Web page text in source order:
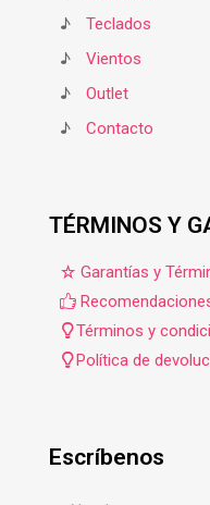
♪
Teclados
♪
Vientos
♪
Outlet
♪
Contacto
TÉRMINOS Y
Garantías y
Términos y
Política de
Escríbenos